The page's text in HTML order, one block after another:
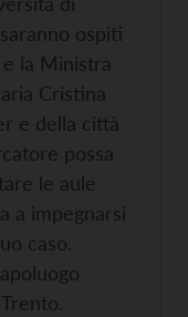
ospiti
la Ministra
Cristina
e della città
possa
le aule
a impegnarsi
caso.